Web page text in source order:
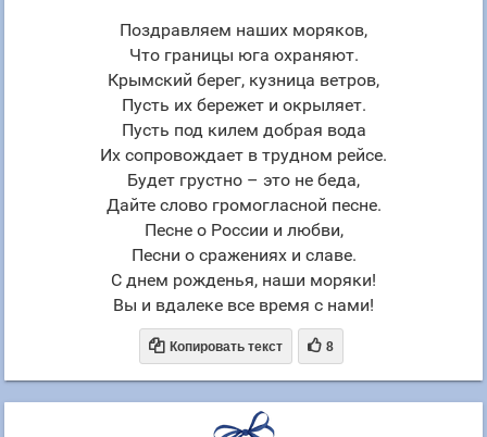
Поздравляем наших моряков,
Что границы юга охраняют.
Крымский берег, кузница ветров,
Пусть их бережет и окрыляет.
Пусть под килем добрая вода
Их сопровождает в трудном рейсе.
Будет грустно – это не беда,
Дайте слово громогласной песне.
Песне о России и любви,
Песни о сражениях и славе.
С днем рожденья, наши моряки!
Вы и вдалеке все время с нами!
 Копировать текст  8